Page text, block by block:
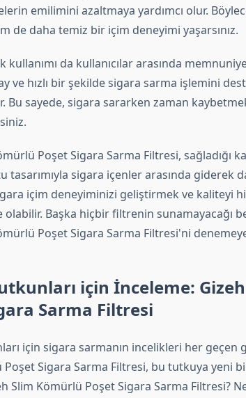
emilimini azaltmaya yardımcı olur.
de daha temiz bir içim deneyimi yaşarsınız.
da kullanıcılar arasında
ve hızlı bir şekilde sigara sarma işlemini
Bu sayede, sigara sararken zaman
Poşet Sigara Sarma Filtresi, sağladığı
tasarımıyla sigara içenler arasında
içim deneyiminizi geliştirmek ve kaliteyi
olabilir. Başka hiçbir filtrenin sunamayacağı
Poşet Sigara Sarma Filtresi'ni
için İnceleme:
Sarma Filtresi
için sigara sarmanın incelikleri her geçen
Sigara Sarma Filtresi, bu tutkuya yeni
Slim Kömürlü Poşet Sigara Sarma Filtresi?